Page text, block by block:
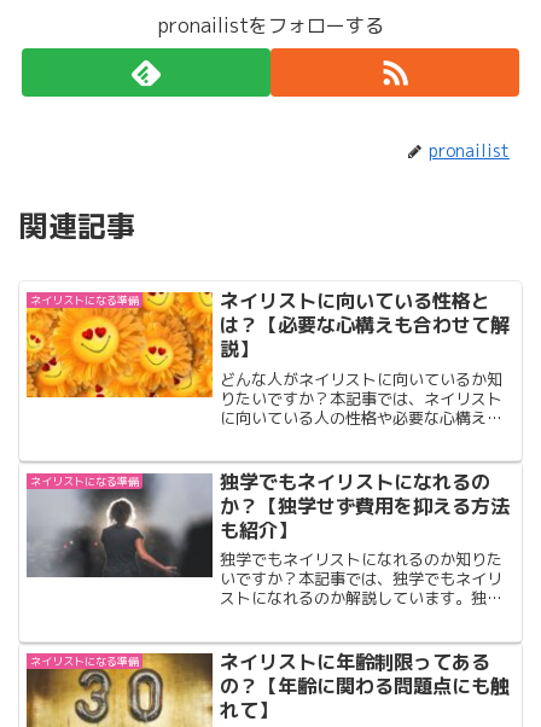
pronailistをフォローする
pronailist
関連記事
ネイリストになる準備
ネイリストに向いている性格と
は？【必要な心構えも合わせて解
説】
どんな人がネイリストに向いているか知
りたいですか？本記事では、ネイリスト
に向いている人の性格や必要な心構えに
いているか気になる方は是非ご覧下さ
い。
ネイリストになる準備
独学でもネイリストになれるの
か？【独学せず費用を抑える方法
も紹介】
独学でもネイリストになれるのか知りた
いですか？本記事では、独学でもネイリ
ストになれるのか解説しています。独学
ネイリストになる準備
ネイリストに年齢制限ってある
の？【年齢に関わる問題点にも触
れて】